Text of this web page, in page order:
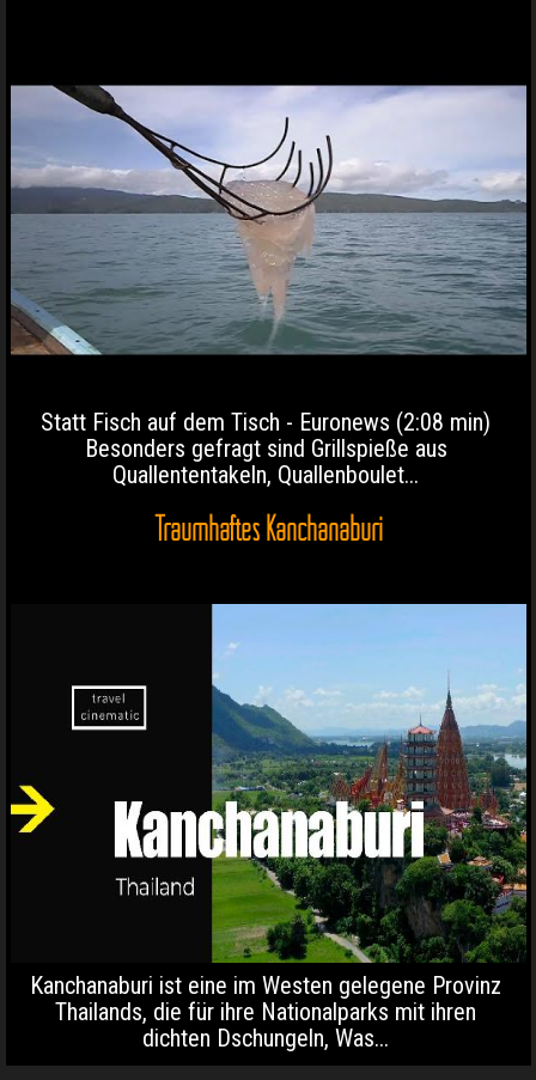
Statt Fisch auf dem Tisch - Euronews (2:08 min)
Besonders gefragt sind Grillspieße aus
Quallententakeln, Quallenboulet...
Traumhaftes Kanchanaburi
Kanchanaburi ist eine im Westen gelegene Provinz
Thailands, die für ihre Nationalparks mit ihren
dichten Dschungeln, Was...